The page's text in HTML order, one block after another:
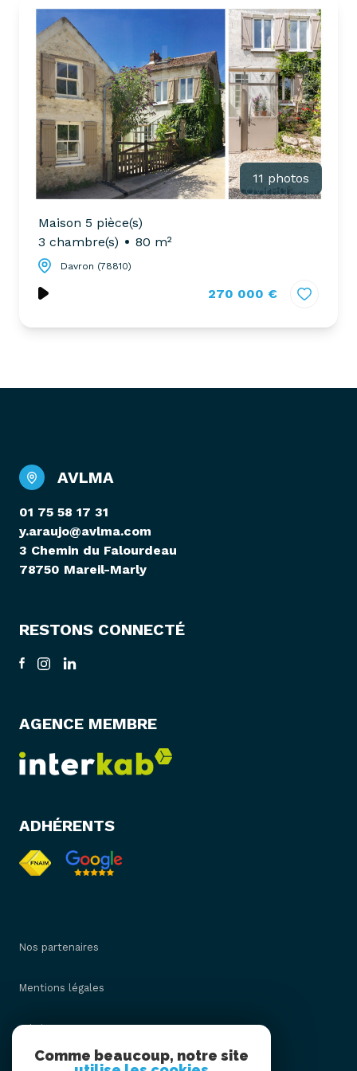
nous
votre
recherche
biens
pro
biens
pro
partenaires
locative
mon
bien
nous
votre
recherche
11 photos
Maison 5 pièce(s)
3 chambre(s)
80 m²
Davron (78810)
270 000 €
AVLMA
01 75 58 17 31
y.araujo@avlma.com
3 Chemin du Falourdeau
78750 Mareil-Marly
RESTONS CONNECTÉ
AGENCE MEMBRE
ADHÉRENTS
Nos partenaires
Mentions légales
Admin
Comme beaucoup, notre site